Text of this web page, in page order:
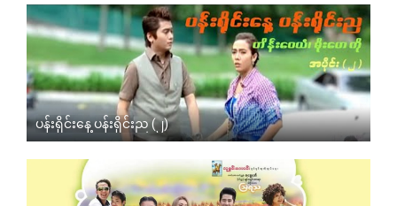
ပန်းရိုင်းနေ့ ပန်းရိုင်းည (၂)